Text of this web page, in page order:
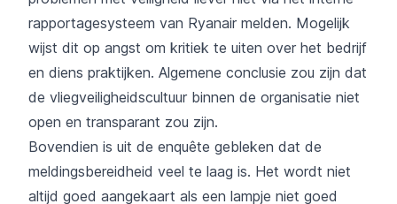
rapportagesysteem van Ryanair melden. Mogelijk
wijst dit op angst om kritiek te uiten over het bedrijf
en diens praktijken. Algemene conclusie zou zijn dat
de vliegveiligheidscultuur binnen de organisatie niet
open en transparant zou zijn.
Bovendien is uit de enquête gebleken dat de
meldingsbereidheid veel te laag is. Het wordt niet
altijd goed aangekaart als een lampje niet goed